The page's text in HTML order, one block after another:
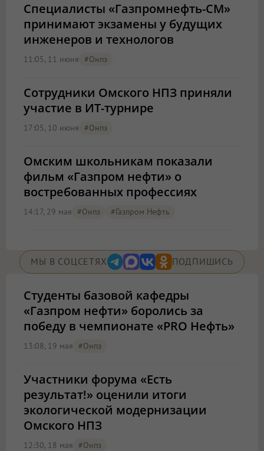
Специалисты «Газпромнефть-СМ»
принимают экзамены у будущих
инженеров и технологов
11:05, 11 июня #онпз
Сотрудники Омского НПЗ приняли
участие в ИТ-турнире
17:05, 10 июня #онпз
Омским школьникам показали
фильм «Газпром нефти» о
востребованных профессиях
14:17, 29 мая #онпз #газпром Нефть
МЫ В СОЦСЕТЯХ ПОДПИШИСЬ
Студенты базовой кафедры
«Газпром нефти» боролись за
победу в чемпионате «PRO Нефть»
13:08, 19 мая #онпз
Участники форума «Есть
результат!» оценили итоги
экологической модернизации
Омского НПЗ
12:30, 18 мая #онпз